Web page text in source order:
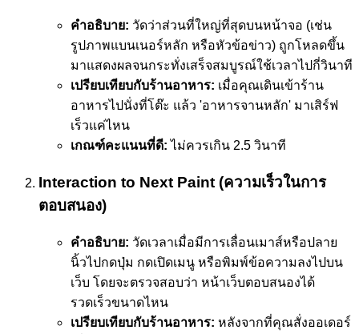
คำอธิบาย: วัดว่าส่วนที่ใหญ่ที่สุดบนหน้าจอ (เช่น
รูปภาพแบนเนอร์หลัก หรือหัวข้อข่าว) ถูกโหลดขึ้น
มาแสดงผลจนกระทั่งเสร็จสมบูรณ์ใช้เวลาไปกี่วินาที
เปรียบเทียบกับร้านอาหาร: เมื่อคุณเดินเข้าร้าน
อาหารไปนั่งที่โต๊ะ แล้ว 'อาหารจานหลัก' มาเสิร์ฟ
เร็วแค่ไหน
เกณฑ์คะแนนที่ดี: ไม่ควรเกิน 2.5 วินาที
Interaction to Next Paint (ความเร็วในการ
ตอบสนอง)
คำอธิบาย: วัดเวลาเมื่อมีการเลื่อนเมาส์หรือปลาย
นิ้วไปกดปุ่ม กดเปิดเมนู หรือพิมพ์ข้อความลงไปบน
เว็บ โดยจะตรวจสอบว่า หน้าเว็บตอบสนองได้
รวดเร็วขนาดไหน
เปรียบเทียบกับร้านอาหาร: หลังจากที่คุณสั่งออเดอร์